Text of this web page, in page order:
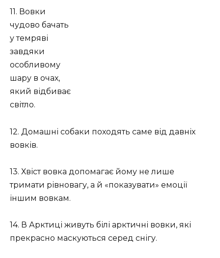
11. Вовки
чудово бачать
у темряві
завдяки
особливому
шару в очах,
який відбиває
світло.
12. Домашні собаки походять саме від давніх
вовків.
13. Хвіст вовка допомагає йому не лише
тримати рівновагу, а й «показувати» емоції
іншим вовкам.
14. В Арктиці живуть білі арктичні вовки, які
прекрасно маскуються серед снігу.